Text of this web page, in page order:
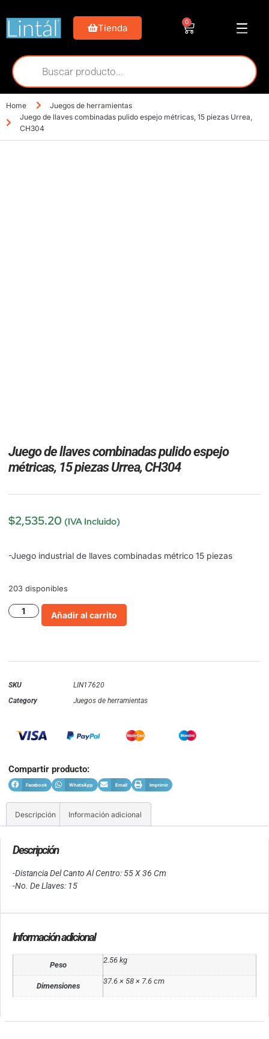
Tienda
0
Home
Juegos de herramientas
Juego de llaves combinadas pulido espejo métricas, 15 piezas Urrea,
CH304
Juego de llaves combinadas pulido espejo
métricas, 15 piezas Urrea, CH304
$2,535.20 (IVA Incluido)
-Juego industrial de llaves combinadas métrico 15 piezas
203 disponibles
Añadir al carrito
SKU
LIN17620
Category
Juegos de herramientas
Compartir producto:
Facebook WhatsApp Email Imprimir
Descripción Información adicional
Descripción
-Distancia Del Canto Al Centro: 55 X 36 Cm
-No. De Llaves: 15
Información adicional
Peso
2.56 kg
Dimensiones
37.6 × 58 × 7.6 cm